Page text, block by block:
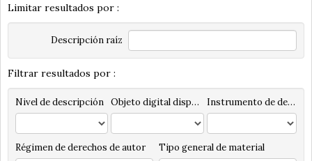
Limitar resultados por :
Descripción raíz
Filtrar resultados por :
Nivel de descripción Objeto digital disponibles Instrumento de descripción
Régimen de derechos de autor Tipo general de material